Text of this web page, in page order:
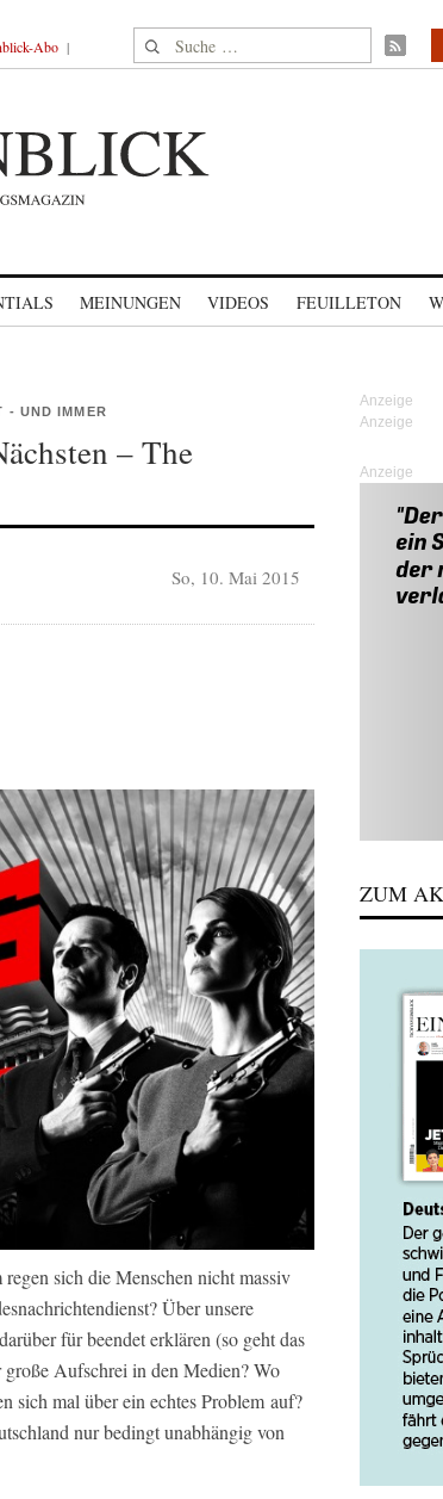
Abo Suche nach:
MEINUNGEN VIDEOS FEUILLETON
- UND IMMER
– The
So, 10. Mai 2015
sich die Menschen nicht massiv
Über unsere
für beendet erklären (so geht das
große Aufschrei in den Medien? Wo
sich mal über ein echtes Problem auf?
nur bedingt unabhängig von
Anzeige
ZUM